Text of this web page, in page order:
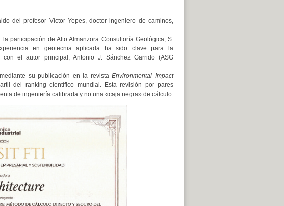
del profesor Víctor Yepes, doctor ingeniero de caminos,
la participación de Alto Almanzora Consultoría Geológica, S.
en geotecnia aplicada ha sido clave para la
el autor principal, Antonio J. Sánchez Garrido (ASG
su publicación en la revistaEnvironmental Impact
del ranking científico mundial. Esta revisión por pares
de ingeniería calibrada y no una «caja negra» de cálculo.